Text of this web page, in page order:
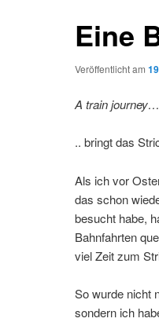
Eine
Veröffentlicht am
A train journey…
.. bringt das
Als ich vor
das schon
besucht habe,
Bahnfahrten
viel Zeit zum
So wurde nicht
sondern ich